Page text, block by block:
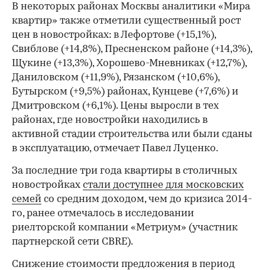
В некоторых районах Москвы аналитики «Мира
квартир» также отметили существенный рост
цен в новостройках: в Лефортове (+15,1%),
Свиблове (+14,8%), Пресненском районе (+14,3%),
Щукине (+13,3%), Хорошево-Мневниках (+12,7%),
Даниловском (+11,9%), Рязанском (+10,6%),
Бутырском (+9,5%) районах, Кунцеве (+7,6%) и
Дмитровском (+6,1%). Цены выросли в тех
районах, где новостройки находились в
активной стадии строительства или были сданы
в эксплуатацию, отмечает Павел Луценко.
За последние три года квартиры в столичных
новостройках стали доступнее для московских
семей со средним доходом, чем до кризиса 2014-
го, ранее отмечалось в исследовании
риелторской компании «Метриум» (участник
партнерской сети CBRE).
Снижение стоимости предложения в период